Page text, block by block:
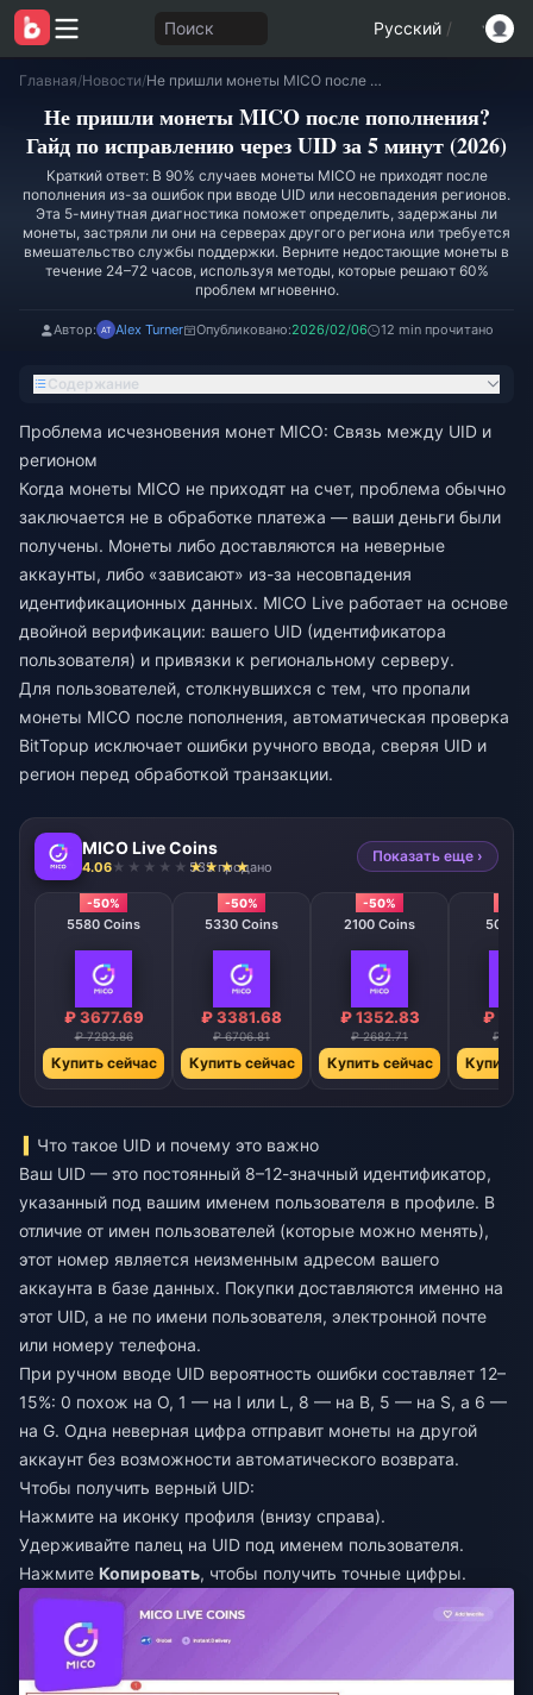
Поиск Русский /
Главная/Новости/ Не пришли монеты MICO после пополнения? Гайд по исправлению через UID за 5 минут (2026)
Не пришли монеты MICO после пополнения?
Гайд по исправлению через UID за 5 минут (2026)
Краткий ответ: В 90% случаев монеты MICO не приходят после
пополнения из-за ошибок при вводе UID или несовпадения регионов.
Эта 5-минутная диагностика поможет определить, задержаны ли
монеты, застряли ли они на серверах другого региона или требуется
вмешательство службы поддержки. Верните недостающие монеты в
течение 24–72 часов, используя методы, которые решают 60%
проблем мгновенно.
Автор: Alex Turner Опубликовано:2026/02/06 12 min прочитано
Содержание
Проблема исчезновения монет MICO: Связь между UID и
регионом
Когда монеты MICO не приходят на счет, проблема обычно
заключается не в обработке платежа — ваши деньги были
получены. Монеты либо доставляются на неверные
аккаунты, либо «зависают» из-за несовпадения
идентификационных данных. MICO Live работает на основе
двойной верификации: вашего UID (идентификатора
пользователя) и привязки к региональному серверу.
Для пользователей, столкнувшихся с тем, что пропали
монеты MICO после пополнения, автоматическая проверка
BitTopup исключает ошибки ручного ввода, сверяя UID и
регион перед обработкой транзакции.
MICO Live Coins
4.06 535 продано
Показать еще ›
-50%
5580 Coins
₽ 3677.69
₽ 7293.86
Купить сейчас
-50%
5330 Coins
₽ 3381.68
₽ 6706.81
Купить сейчас
-50%
2100 Coins
₽ 1352.83
₽ 2682.71
Купить сейчас
508
₽
₽
Купить
Что такое UID и почему это важно
Ваш UID — это постоянный 8–12-значный идентификатор,
указанный под вашим именем пользователя в профиле. В
отличие от имен пользователей (которые можно менять),
этот номер является неизменным адресом вашего
аккаунта в базе данных. Покупки доставляются именно на
этот UID, а не по имени пользователя, электронной почте
или номеру телефона.
При ручном вводе UID вероятность ошибки составляет 12–
15%: 0 похож на O, 1 — на I или L, 8 — на B, 5 — на S, а 6 —
на G. Одна неверная цифра отправит монеты на другой
аккаунт без возможности автоматического возврата.
Чтобы получить верный UID:
Нажмите на иконку профиля (внизу справа).
Удерживайте палец на UID под именем пользователя.
Нажмите Копировать, чтобы получить точные цифры.